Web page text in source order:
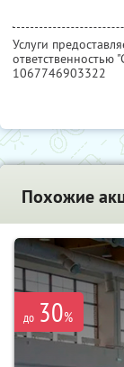
Услуги
ответственностью
1067746903322
Похожие
до 30%